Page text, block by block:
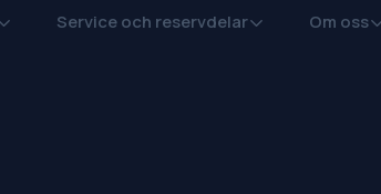
Service och reservdelar Om oss